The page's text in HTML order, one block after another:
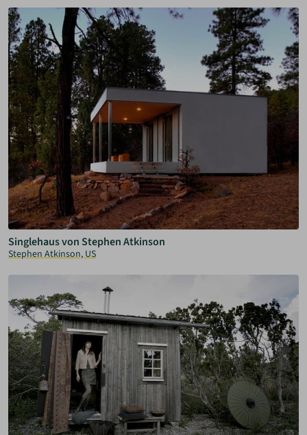
Singlehaus von Stephen Atkinson
Stephen Atkinson, US